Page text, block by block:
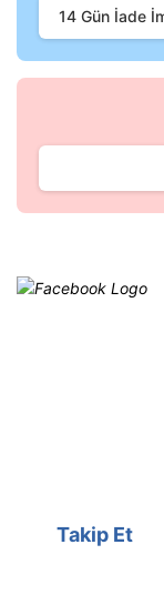
Bu ürüne benzer
14 Gün İade
Takip Et